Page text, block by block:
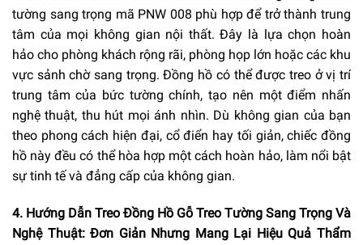
tường sang trọng mã PNW 008 phù hợp để trở thành trung
tâm của mọi không gian nội thất. Đây là lựa chọn hoàn
hảo cho phòng khách rộng rãi, phòng họp lớn hoặc các khu
vực sảnh chờ sang trọng. Đồng hồ có thể được treo ở vị trí
trung tâm của bức tường chính, tạo nên một điểm nhấn
nghệ thuật, thu hút mọi ánh nhìn. Dù không gian của bạn
theo phong cách hiện đại, cổ điển hay tối giản, chiếc đồng
hồ này đều có thể hòa hợp một cách hoàn hảo, làm nổi bật
sự tinh tế và đẳng cấp của không gian.
4. Hướng Dẫn Treo Đồng Hồ Gỗ Treo Tường Sang Trọng Và
Nghệ Thuật: Đơn Giản Nhưng Mang Lại Hiệu Quả Thẩm